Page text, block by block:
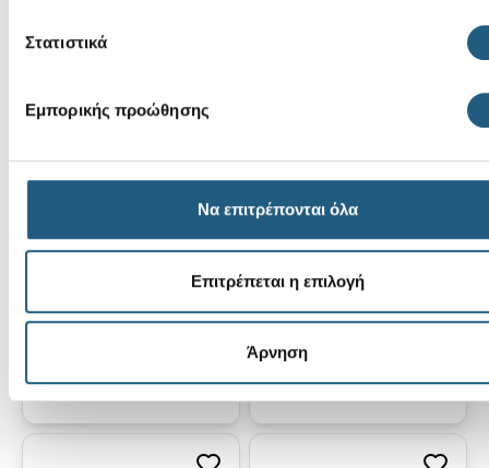
Στατιστικά
Εμπορικής προώθησης
Να επιτρέπονται όλα
Επιτρέπεται η επιλογή
Άρνηση
Crocband Glow
Confetti BandCgT-
41,65 € (15%)
Classic Sea Sparkle
Shaker CgT-Frappe
37,40 € (15%)